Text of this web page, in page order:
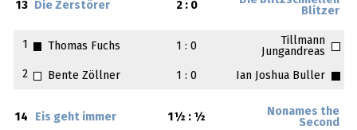
13 Die Zerstörer 2 : 0
Blitzer
1 Thomas Fuchs 1 : 0
Tillmann
Jungandreas
2
Bente Zöllner 1 : 0 Ian Joshua Buller
14 Eis geht immer 1½ : ½
Nonames the
Second